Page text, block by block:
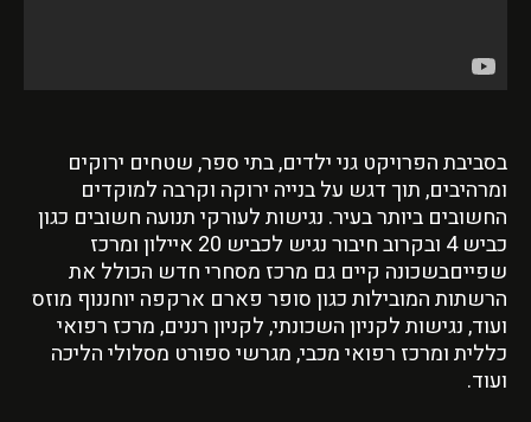
בסביבת הפרויקט גני ילדים, בתי ספר, שטחים ירוקים
ומרהיבים, תוך דגש על בנייה ירוקה וקרבה למוקדים
החשובים ביותר בעיר. נגישות לעורקי תנועה חשובים כגון
כביש 4 ובקרוב חיבור נגיש לכביש 20 איילון ומרכז
שפייםבשכונה קיים גם מרכז מסחרי חדש הכולל את
הרשתות המובילות כגון סופר פארם ארקפה יוחננוף מוזס
ועוד, נגישות לקניון השכונתי, לקניון רננים, מרכז רפואי
כללית ומרכז רפואי מכבי, מגרשי ספורט מסלולי הליכה
ועוד.